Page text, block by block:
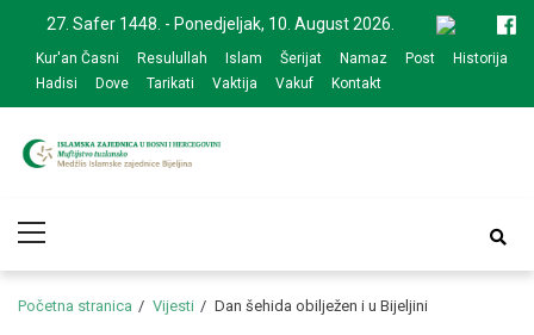
navigation
content
27. Safer 1448. - Ponedjeljak, 10. August 2026.
Kur'an Časni Resulullah Islam Šerijat Namaz Post
Historija
Hadisi
Dove Tarikati Vaktija Vakuf Kontakt
zajednice Bijeljina
Menu
Početna stranica Vijesti Dan šehida obilježen i u Bijeljini